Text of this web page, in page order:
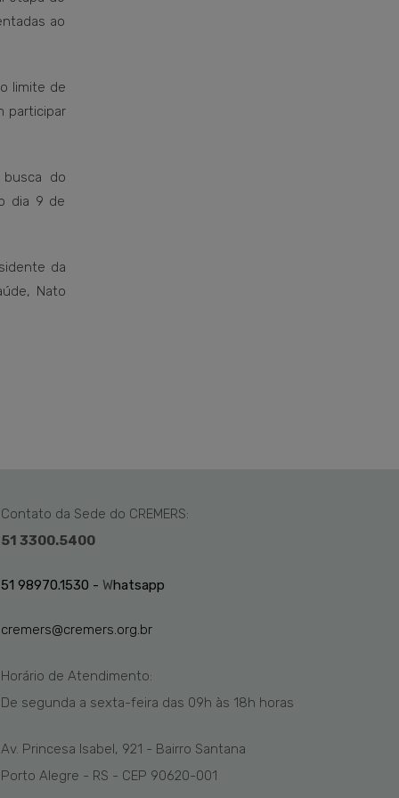
ao
limite de
participar
do
dia 9 de
da
Nato
Contato da Sede do CREMERS:
51 3300.5400
51 98970.1530 - Whatsapp
cremers@cremers.org.br
Horário de Atendimento:
De segunda a sexta-feira das 09h às 18h horas
Av. Princesa Isabel, 921 - Bairro Santana
Porto Alegre - RS - CEP 90620-001